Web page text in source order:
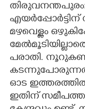
CARTOONS
LITERATURE
ZOOM
CONTACT US
മഴവെള്ളം
പരാതി.
ഓട
ഇതിന്